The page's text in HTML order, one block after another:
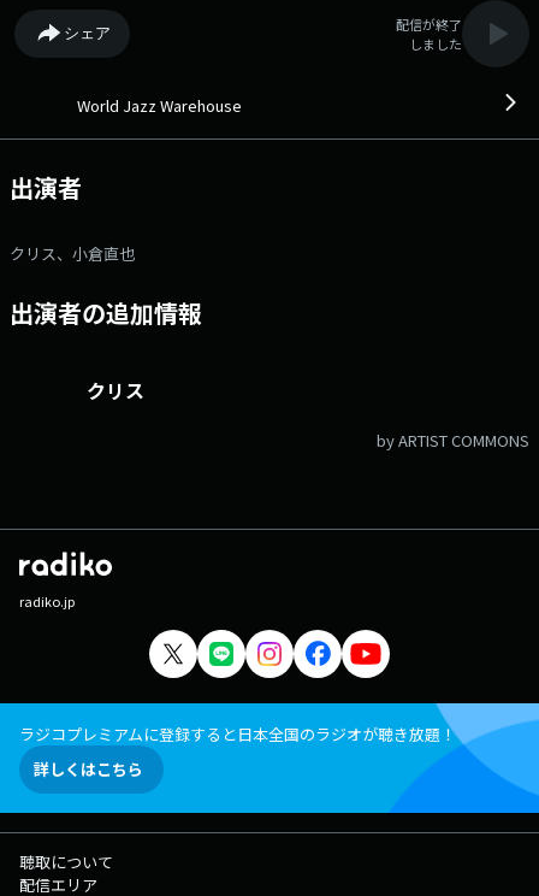
「#fmcocolo765」 ●twitterアカウント「@fmcocolo765」
シェア
配信が終了
しました
World Jazz Warehouse
出演者
クリス、小倉直也
出演者の追加情報
クリス
by ARTIST COMMONS
radiko.jp
ラジコプレミアムに登録すると日本全国のラジオが聴き放題！
詳しくはこちら
聴取について
配信エリア